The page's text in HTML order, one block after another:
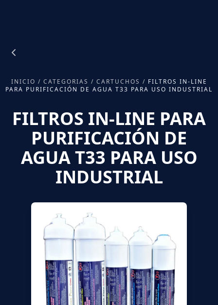
INICIO / CATEGORIAS / CARTUCHOS / FILTROS IN-LINE
PARA PURIFICACIÓN DE AGUA T33 PARA USO INDUSTRIAL
FILTROS IN-LINE PARA
PURIFICACIÓN DE
AGUA T33 PARA USO
INDUSTRIAL